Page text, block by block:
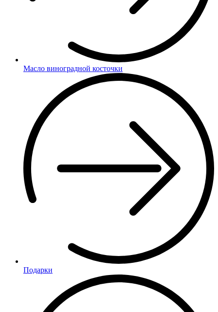
Масло виноградной косточки
Подарки